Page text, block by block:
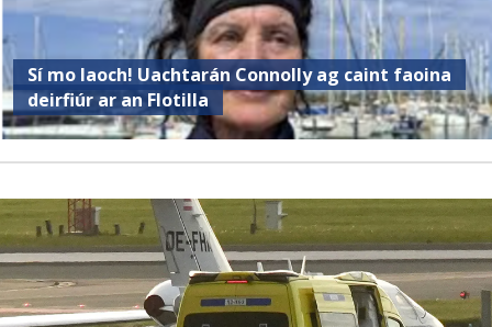
Sí mo laoch! Uachtarán Connolly ag caint faoina
deirfiúr ar an Flotilla